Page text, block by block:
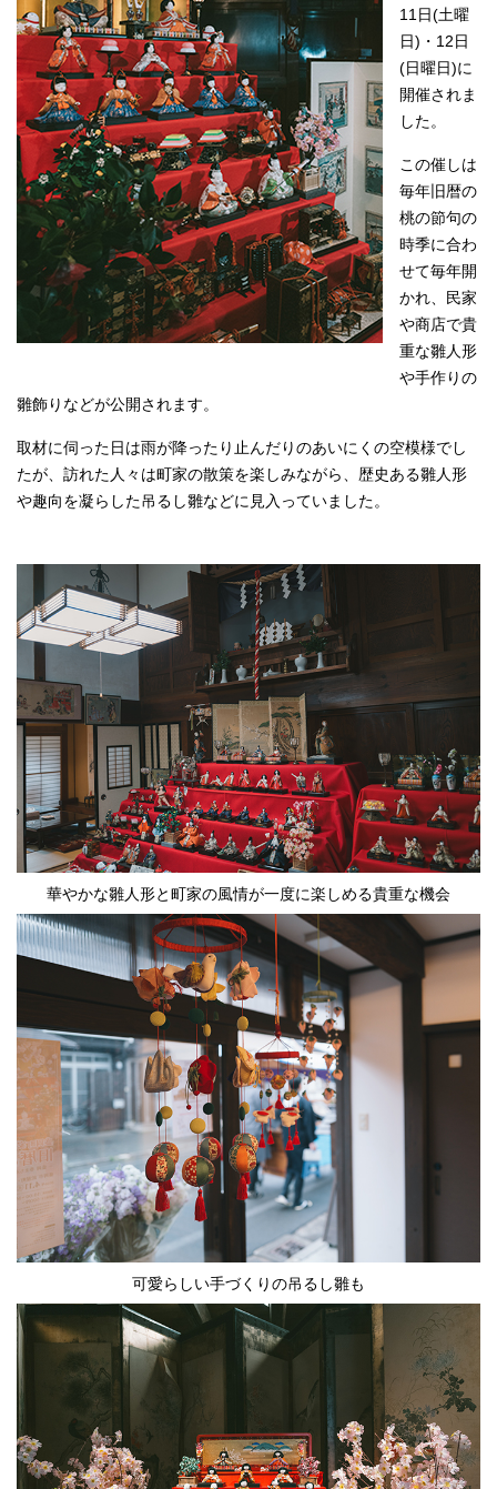
11日(土曜
日)・12日
(日曜日)に
開催されま
した。
この催しは
毎年旧暦の
桃の節句の
時季に合わ
せて毎年開
かれ、民家
や商店で貴
重な雛人形
や手作りの
雛飾りなどが公開されます。
取材に伺った日は雨が降ったり止んだりのあいにくの空模様でし
たが、訪れた人々は町家の散策を楽しみながら、歴史ある雛人形
や趣向を凝らした吊るし雛などに見入っていました。
華やかな雛人形と町家の風情が一度に楽しめる貴重な機会
可愛らしい手づくりの吊るし雛も